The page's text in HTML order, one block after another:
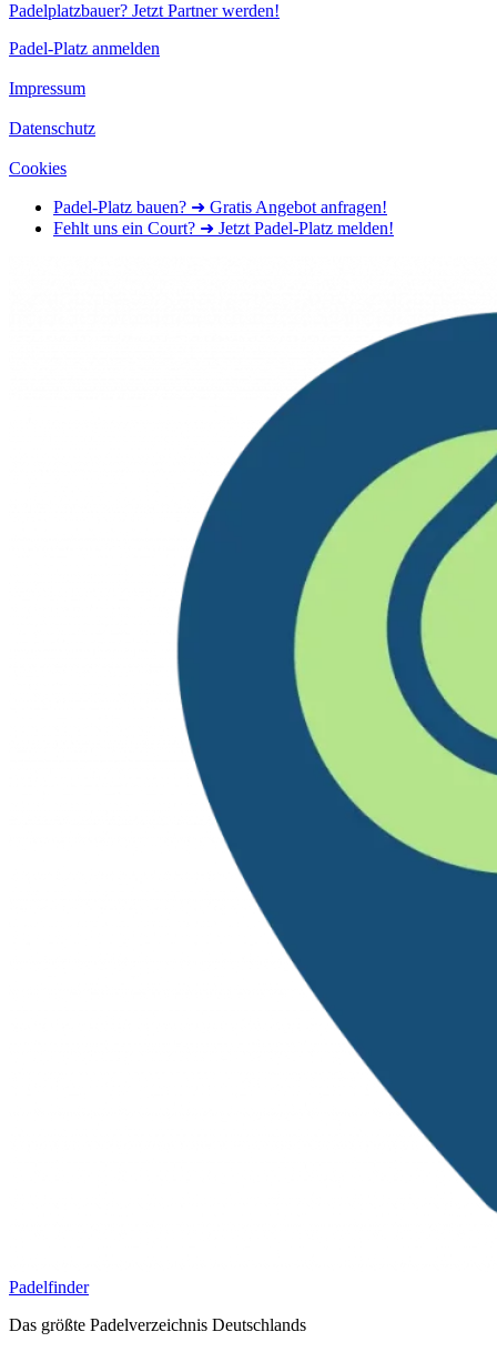
Padelplatzbauer? Jetzt Partner werden!
Padel-Platz anmelden
Impressum
Datenschutz
Cookies
Padel-Platz bauen? ➜ Gratis Angebot anfragen!
Fehlt uns ein Court? ➜ Jetzt Padel-Platz melden!
Padelfinder
Das größte Padelverzeichnis Deutschlands